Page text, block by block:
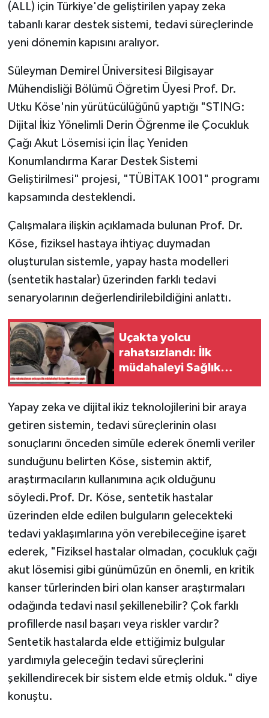
(ALL) için Türkiye'de geliştirilen yapay zeka
tabanlı karar destek sistemi, tedavi süreçlerinde
yeni dönemin kapısını aralıyor.
Süleyman Demirel Üniversitesi Bilgisayar
Mühendisliği Bölümü Öğretim Üyesi Prof. Dr.
Utku Köse'nin yürütücülüğünü yaptığı "STING:
Dijital İkiz Yönelimli Derin Öğrenme ile Çocukluk
Çağı Akut Lösemisi için İlaç Yeniden
Konumlandırma Karar Destek Sistemi
Geliştirilmesi" projesi, "TÜBİTAK 1001" programı
kapsamında desteklendi.
Çalışmalara ilişkin açıklamada bulunan Prof. Dr.
Köse, fiziksel hastaya ihtiyaç duymadan
oluşturulan sistemle, yapay hasta modelleri
(sentetik hastalar) üzerinden farklı tedavi
senaryolarının değerlendirilebildiğini anlattı.
Uçakta yolcu
rahatsızlandı: İlk
müdahaleyi Sağlık
Yapay zeka ve dijital ikiz teknolojilerini bir araya
getiren sistemin, tedavi süreçlerinin olası
sonuçlarını önceden simüle ederek önemli veriler
sunduğunu belirten Köse, sistemin aktif,
araştırmacıların kullanımına açık olduğunu
söyledi.Prof. Dr. Köse, sentetik hastalar
üzerinden elde edilen bulguların gelecekteki
tedavi yaklaşımlarına yön verebileceğine işaret
ederek, "Fiziksel hastalar olmadan, çocukluk çağı
akut lösemisi gibi günümüzün en önemli, en kritik
kanser türlerinden biri olan kanser araştırmaları
odağında tedavi nasıl şekillenebilir? Çok farklı
profillerde nasıl başarı veya riskler vardır?
Sentetik hastalarda elde ettiğimiz bulgular
yardımıyla geleceğin tedavi süreçlerini
şekillendirecek bir sistem elde etmiş olduk." diye
konuştu.
Varto